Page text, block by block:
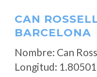
CAN
BARCELONA
Nombre: Can
Longitud: